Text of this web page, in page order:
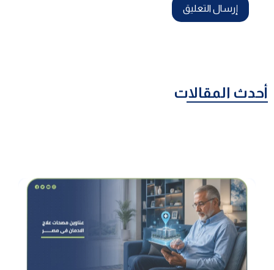
أحدث المقالات
عناوين مصحات علاج الإدمان في مصر: أشهر المراكز وكيف